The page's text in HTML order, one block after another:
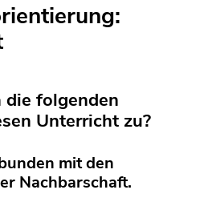
folgenden
Unterricht zu?
mit den
Nachbarschaft.